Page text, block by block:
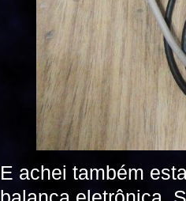
E achei também